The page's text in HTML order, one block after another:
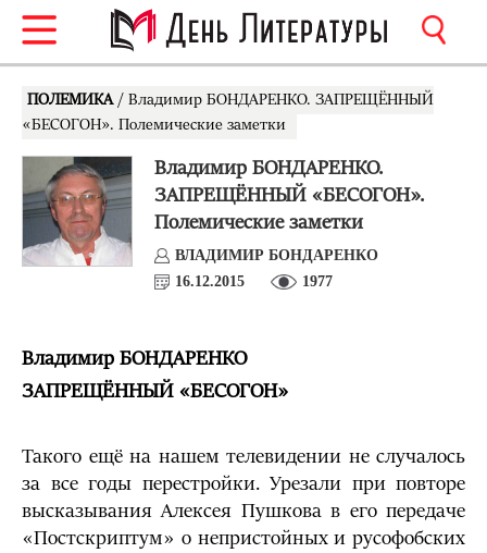
ПОЛЕМИКА / Владимир БОНДАРЕНКО. ЗАПРЕЩЁННЫЙ
«БЕСОГОН». Полемические заметки
Владимир БОНДАРЕНКО.
ЗАПРЕЩЁННЫЙ «БЕСОГОН».
Полемические заметки
ВЛАДИМИР БОНДАРЕНКО
16.12.2015
1977
Владимир БОНДАРЕНКО
ЗАПРЕЩЁННЫЙ «БЕСОГОН»
Такого ещё на нашем телевидении не случалось
за все годы перестройки. Урезали при повторе
высказывания Алексея Пушкова в его передаче
«Постскриптум» о непристойных и русофобских